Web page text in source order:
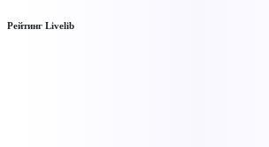
Рейтинг Livelib